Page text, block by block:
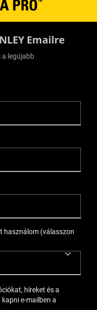
Emailre
a legújabb
használom (válasszon
híreket és a
e-mailben a